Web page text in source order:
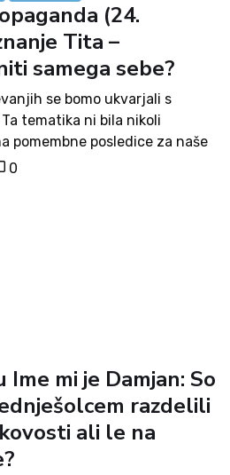
(24.
Tita –
samega sebe?
se bomo ukvarjali s
tematika ni bila nikoli
pomembne posledice za naše
v Sloveniji. Pri tem se
0
Ime mi je Damjan: So
razdelili
ali le na